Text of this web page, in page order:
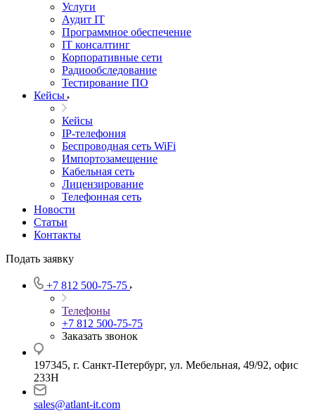
Услуги
Аудит IT
Программное обеспечение
IT консалтинг
Корпоративные сети
Радиообследование
Тестирование ПО
Кейсы
Кейсы
IP-телефония
Беспроводная сеть WiFi
Импортозамещение
Кабельная сеть
Лицензирование
Телефонная сеть
Новости
Статьи
Контакты
Подать заявку
+7 812 500-75-75
Телефоны
+7 812 500-75-75
Заказать звонок
197345, г. Санкт-Петербург, ул. Мебельная, 49/92, офис
233Н
sales@atlant-it.com